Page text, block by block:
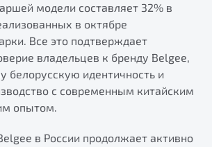
наличии
уверены на дорогах с программой
модели составляет 32% в
в октябре
Все это подтверждает
владельцев к бренду Belgee,
идентичность и
с современным китайским
опытом.
в России продолжает активно